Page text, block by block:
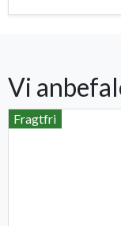
Vi
Fragtfri